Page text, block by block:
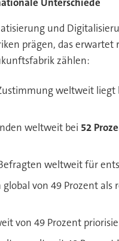
und
prägen, das
zählen:
weltweit liegt
weltweit bei 52
weltweit für
von 49 Prozent als
von 49 Prozent